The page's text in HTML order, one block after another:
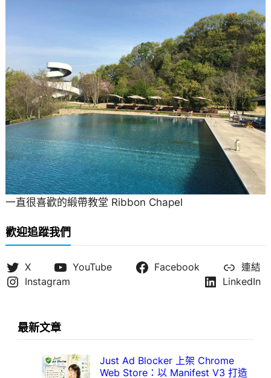
一直很喜歡的緞帶教堂 Ribbon Chapel
歡迎追蹤我們
X YouTube Facebook
連結
Instagram
LinkedIn
最新文章
Just Ad Blocker 上架 Chrome
Web Store：以 Manifest V3 打造